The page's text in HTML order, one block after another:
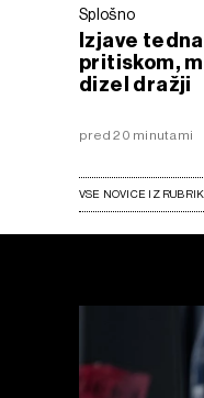
Splošno
Izjave
pritiskom,
dizel dražji
pred 20 minutami
VSE NOVICE IZ